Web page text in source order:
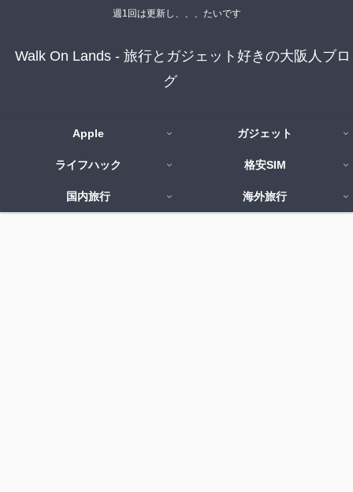
週1回は更新し、、、たいです
Walk On Lands - 旅行とガジェット好きの大阪人ブロ
グ
Apple ガジェット
ライフハック 格安SIM
国内旅行 海外旅行